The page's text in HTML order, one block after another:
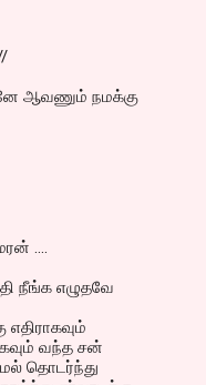
ஆவணும் நமக்கு
....
நீங்க எழுதவே
வந்த சன்
தொடர்ந்து